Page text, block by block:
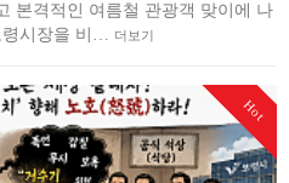
본격적인 여름철 관광객 맞이에 나
령시장을 비… 더보기
Hot